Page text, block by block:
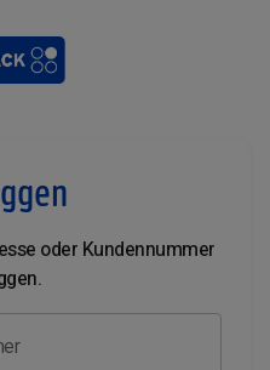
oder Kundennummer